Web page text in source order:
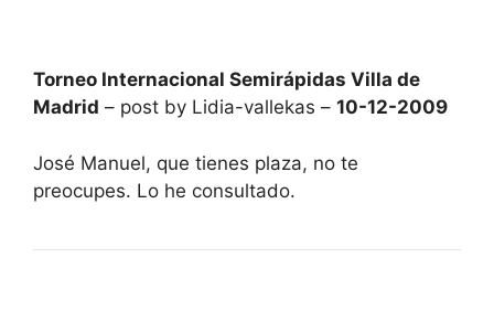
Torneo Internacional Semirápidas Villa de
Madrid – post by Lidia-vallekas – 10-12-2009
José Manuel, que tienes plaza, no te
preocupes. Lo he consultado.